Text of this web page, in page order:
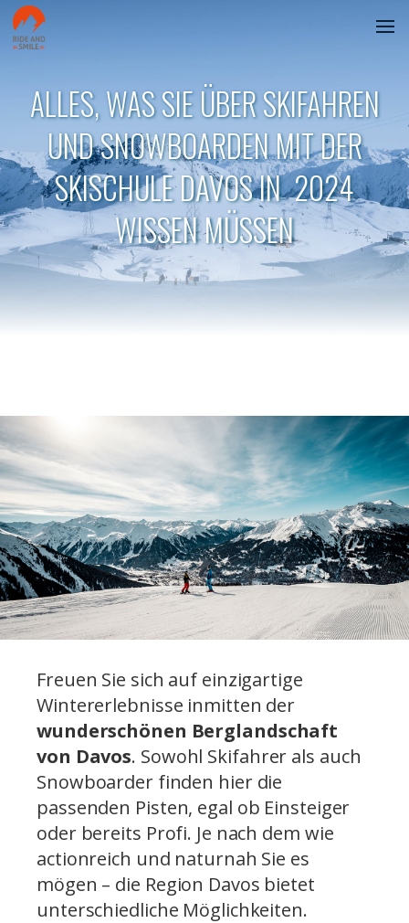
ALLES, WAS SIE ÜBER SKIFAHREN
UND SNOWBOARDEN MIT DER
SKISCHULE DAVOS IN 2024
WISSEN MÜSSEN
Freuen Sie sich auf einzigartige
Wintererlebnisse inmitten der
wunderschönen Berglandschaft
von Davos. Sowohl Skifahrer als auch
Snowboarder finden hier die
passenden Pisten, egal ob Einsteiger
oder bereits Profi. Je nach dem wie
actionreich und naturnah Sie es
mögen – die Region Davos bietet
unterschiedliche Möglichkeiten.